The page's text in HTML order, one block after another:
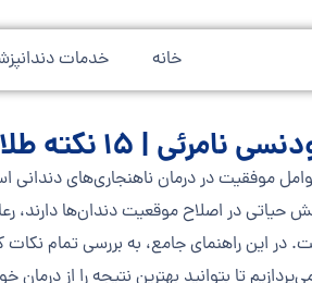
خانه خدمات
| 15 نکته طلایی
موفقیت در درمان ناهنجاری‌های دندانی
حیاتی در اصلاح موقعیت دندان‌ها دارند،
این راهنمای جامع، به بررسی تمام نکات
تا بتوانید بهترین نتیجه را از درمان